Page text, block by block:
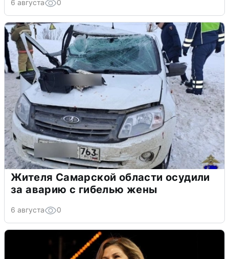
6 августа 0
Жителя Самарской области осудили
за аварию с гибелью жены
6 августа 0